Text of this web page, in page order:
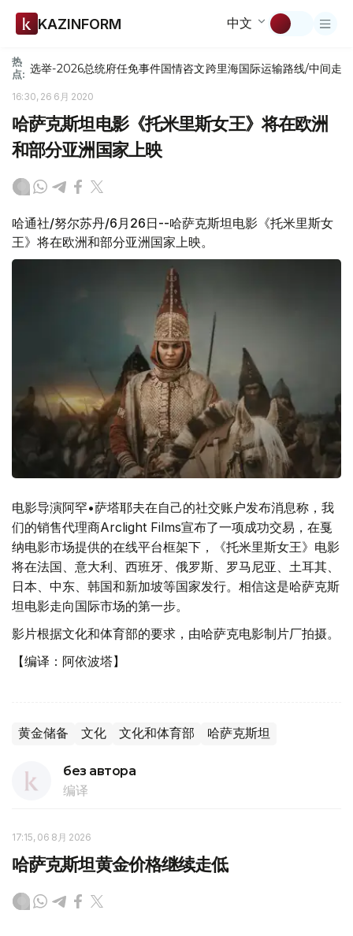
KAZINFORM 中文
热
点: 选举-2026总统府任免事件国情咨文跨里海国际运输路线/中间走廊
16:30, 26 6月 2020
哈萨克斯坦电影《托米里斯女王》将在欧洲
和部分亚洲国家上映
哈通社/努尔苏丹/6月26日--哈萨克斯坦电影《托米里斯女
王》将在欧洲和部分亚洲国家上映。
电影导演阿罕•萨塔耶夫在自己的社交账户发布消息称，我
们的销售代理商Arclight Films宣布了一项成功交易，在戛
纳电影市场提供的在线平台框架下，《托米里斯女王》电影
将在法国、意大利、西班牙、俄罗斯、罗马尼亚、土耳其、
日本、中东、韩国和新加坡等国家发行。相信这是哈萨克斯
坦电影走向国际市场的第一步。
影片根据文化和体育部的要求，由哈萨克电影制片厂拍摄。
【编译：阿依波塔】
黄金储备 文化 文化和体育部 哈萨克斯坦
без автора
编译
17:15, 06 8月 2026
哈萨克斯坦黄金价格继续走低